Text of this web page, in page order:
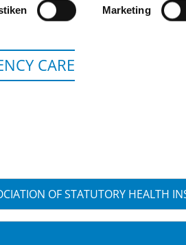
Marketing
CARE
OF STATUTORY HEALTH